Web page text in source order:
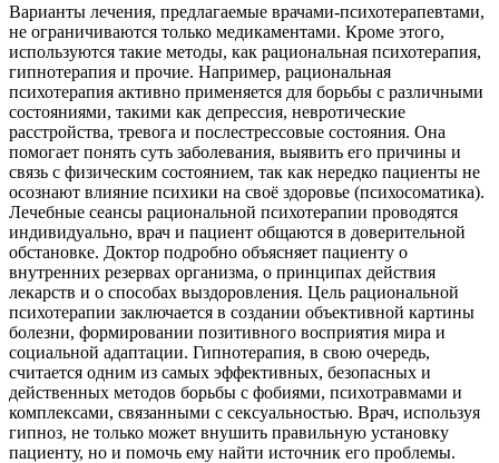
Варианты лечения, предлагаемые врачами-психотерапевтами,
не ограничиваются только медикаментами. Кроме этого,
используются такие методы, как рациональная психотерапия,
гипнотерапия и прочие. Например, рациональная
психотерапия активно применяется для борьбы с различными
состояниями, такими как депрессия, невротические
расстройства, тревога и послестрессовые состояния. Она
помогает понять суть заболевания, выявить его причины и
связь с физическим состоянием, так как нередко пациенты не
осознают влияние психики на своё здоровье (психосоматика).
Лечебные сеансы рациональной психотерапии проводятся
индивидуально, врач и пациент общаются в доверительной
обстановке. Доктор подробно объясняет пациенту о
внутренних резервах организма, о принципах действия
лекарств и о способах выздоровления. Цель рациональной
психотерапии заключается в создании объективной картины
болезни, формировании позитивного восприятия мира и
социальной адаптации. Гипнотерапия, в свою очередь,
считается одним из самых эффективных, безопасных и
действенных методов борьбы с фобиями, психотравмами и
комплексами, связанными с сексуальностью. Врач, используя
гипноз, не только может внушить правильную установку
пациенту, но и помочь ему найти источник его проблемы.